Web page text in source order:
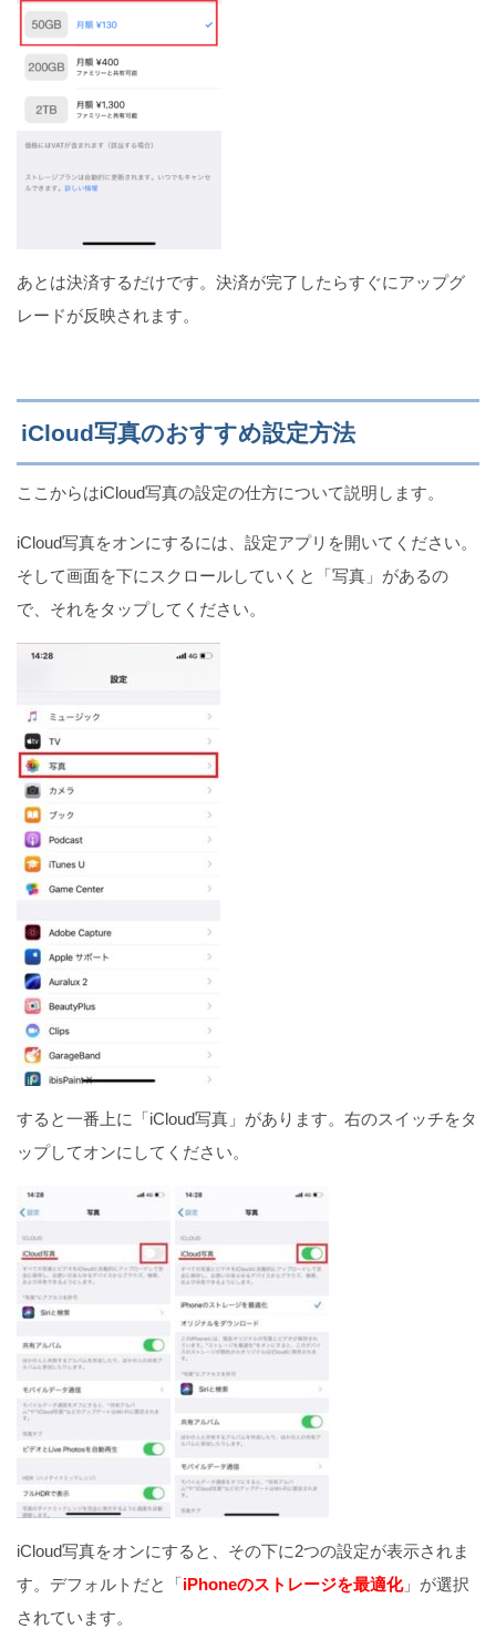
あとは決済するだけです。決済が完了したらすぐにアップグ
レードが反映されます。
iCloud写真のおすすめ設定方法
ここからはiCloud写真の設定の仕方について説明します。
iCloud写真をオンにするには、設定アプリを開いてください。
そして画面を下にスクロールしていくと「写真」があるの
で、それをタップしてください。
すると一番上に「iCloud写真」があります。右のスイッチをタ
ップしてオンにしてください。
iCloud写真をオンにすると、その下に2つの設定が表示されま
す。デフォルトだと「iPhoneのストレージを最適化」が選択
されています。